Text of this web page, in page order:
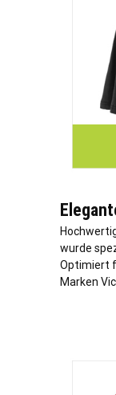
wurde
Optimiert
Marken